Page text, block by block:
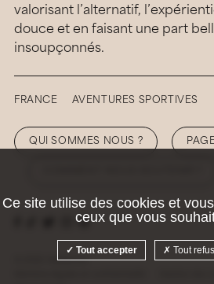
valorisant l’alternatif,
douce et en faisant une part
insoupçonnés.
FRANCE AVENTURES SPORTIVES
QUI SOMMES NOUS ?
© 2026 Hellolaroux
Ce site utilise des cookies et
ceux que vous
Tout accepter Tout